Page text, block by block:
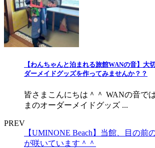
【わんちゃんと泊まれる旅館WANの音】大
ダーメイドグッズを作ってみませんか？？
皆さまこんにちは＾＾ WANの音で
まのオーダーメイドグッズ ...
PREV
【UMINONE Beach】当館、目の前
が咲いています＾＾